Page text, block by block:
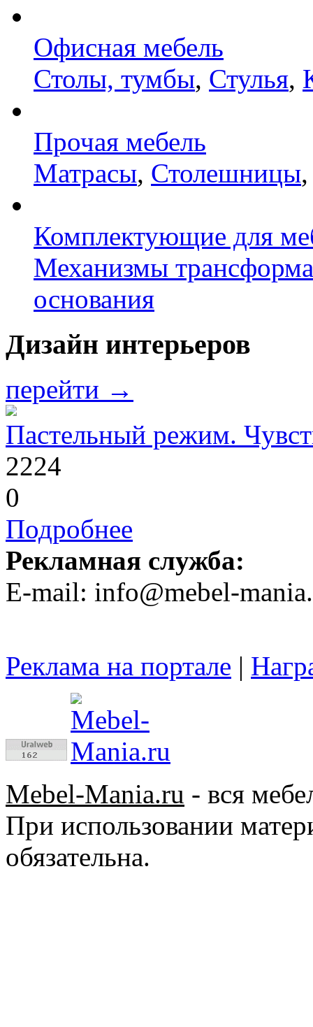
Офисная мебель
Столы, тумбы, Стулья,
Прочая мебель
Матрасы, Столешницы
Комплектующие для
Механизмы
основания
Дизайн интерьеров
перейти →
Пастельный режим.
2224
0
Подробнее
Рекламная служба:
E-mail: info@mebel-
Реклама на портале |
Mebel-Mania.ru - вся
При использовании
обязательна.